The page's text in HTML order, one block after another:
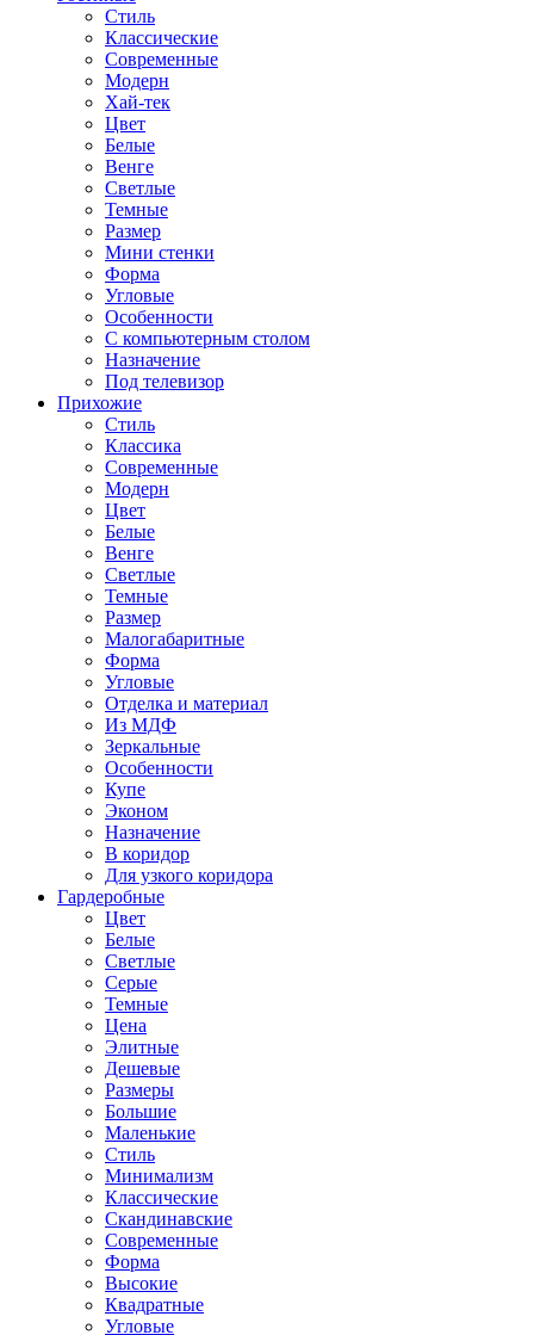
Стиль
Классические
Современные
Модерн
Хай-тек
Цвет
Белые
Венге
Светлые
Темные
Размер
Мини стенки
Форма
Угловые
Особенности
С компьютерным столом
Назначение
Под телевизор
Прихожие
Стиль
Классика
Современные
Модерн
Цвет
Белые
Венге
Светлые
Темные
Размер
Малогабаритные
Форма
Угловые
Отделка и материал
Из МДФ
Зеркальные
Особенности
Купе
Эконом
Назначение
В коридор
Для узкого коридора
Гардеробные
Цвет
Белые
Светлые
Серые
Темные
Цена
Элитные
Дешевые
Размеры
Большие
Маленькие
Стиль
Минимализм
Классические
Скандинавские
Современные
Форма
Высокие
Квадратные
Угловые